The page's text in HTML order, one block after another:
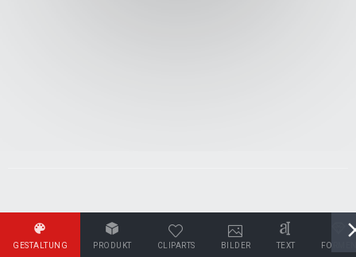
GESTALTUNG PRODUKT CLIPARTS BILDER TEXT